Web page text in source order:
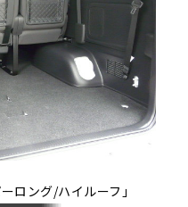
ロング/ハイルーフ」